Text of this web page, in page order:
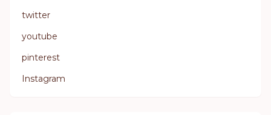
twitter
youtube
pinterest
Instagram